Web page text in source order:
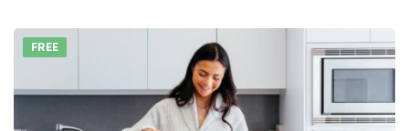
FREE